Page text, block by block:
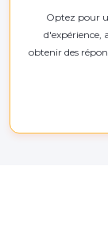
Optez pour
d'expérience,
obtenir des